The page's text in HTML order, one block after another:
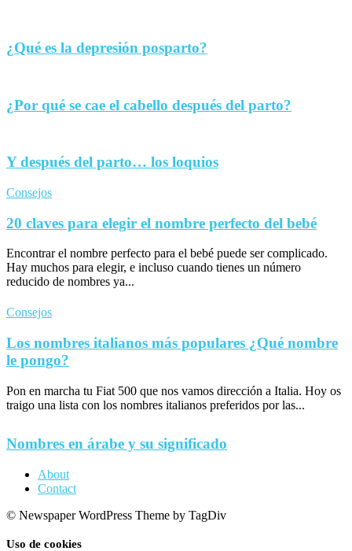
¿Qué es la depresión posparto?
¿Por qué se cae el cabello después del parto?
Y después del parto… los loquios
Consejos
20 claves para elegir el nombre perfecto del bebé
Encontrar el nombre perfecto para el bebé puede ser complicado.
Hay muchos para elegir, e incluso cuando tienes un número
reducido de nombres ya...
Consejos
Los nombres italianos más populares ¿Qué nombre
le pongo?
Pon en marcha tu Fiat 500 que nos vamos dirección a Italia. Hoy os
traigo una lista con los nombres italianos preferidos por las...
Nombres en árabe y su significado
About
Contact
© Newspaper WordPress Theme by TagDiv
Uso de cookies